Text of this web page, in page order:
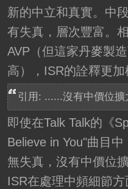
新的中立和真實。中
有失真，層次豐富。
AVP（但這家丹麥製
高），ISR的詮釋更加
引用: ......沒有中價位擴
即使在Talk Talk的《
Believe in You"曲目
無失真，沒有中價位
ISR在處理中頻細節